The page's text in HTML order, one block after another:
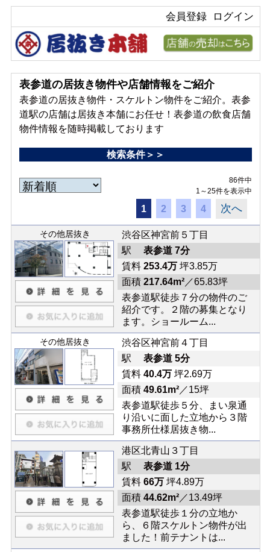
ログイン
会員登録
表参道の居抜き物件や店舗情報をご紹介
表参道の居抜き物件・スケルトン物件をご紹介。表参
道駅の店舗は居抜き本舗にお任せ！表参道の飲食店舗
物件情報を随時掲載しております
検索条件＞＞
86件中
1～25件を表示中
1 2 3 4 次へ
その他居抜き
渋谷区神宮前５丁目
駅 表参道 7分
賃料 253.4万坪3.85万
面積 217.64m²／65.83坪
表参道駅徒歩７分の物件のご
紹介です。２階の募集となり
ます。ショールーム...
その他居抜き
渋谷区神宮前４丁目
駅 表参道 5分
賃料 40.4万坪2.69万
面積 49.61m²／15坪
表参道駅徒歩５分、まい泉通
り沿いに面した立地から３階
事務所仕様居抜き物...
港区北青山３丁目
駅 表参道 1分
賃料 66万坪4.89万
面積 44.62m²／13.49坪
表参道駅徒歩１分の立地か
ら、６階スケルトン物件が出
ました！前テナントは...